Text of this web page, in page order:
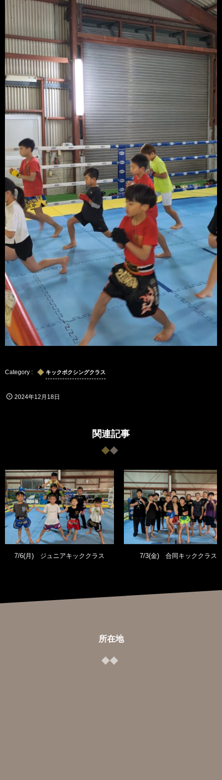
キックボクシングクラス
2024年12月18日
関連記事
7/6(月) ジュニアキッククラス 7/3(金) 合同キッククラス
所在地